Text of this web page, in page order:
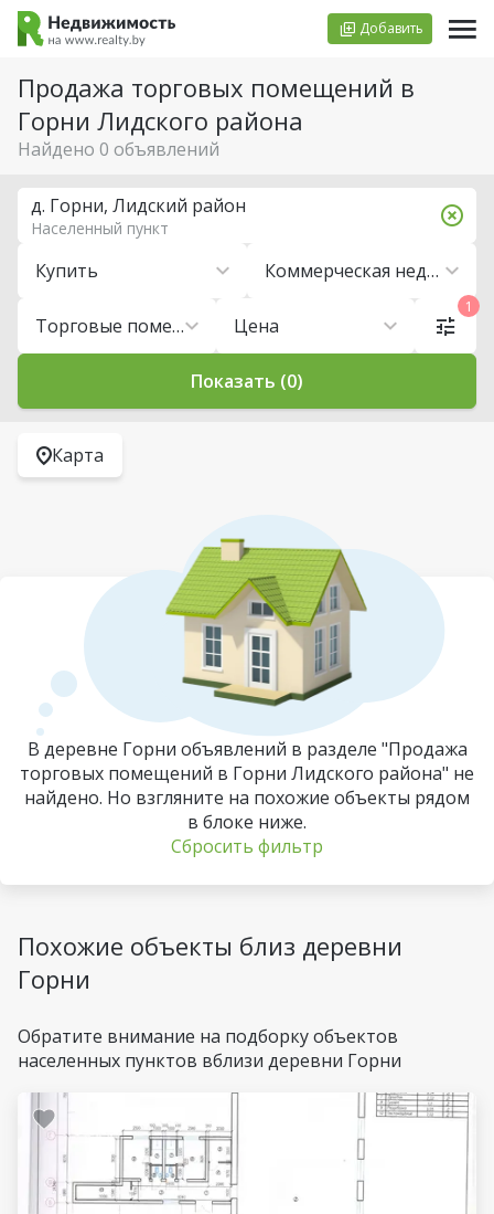
Добавить
Продажа торговых помещений в
Горни Лидского района
Найдено 0 объявлений
Купить Коммерческая недвижимость
Торговые помещения Цена
д. Горни, Лидский район
Населенный пункт
1
Показать (0)
Карта
В деревне Горни объявлений в разделе "Продажа
торговых помещений в Горни Лидского района" не
найдено. Но взгляните на похожие объекты рядом
в блоке ниже.
Сбросить фильтр
Похожие объекты близ деревни
Горни
Обратите внимание на подборку объектов
населенных пунктов вблизи деревни Горни